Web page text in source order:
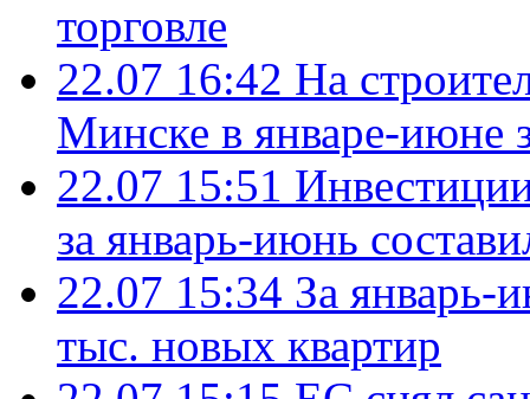
торговле
22.07 16:42 На
Минске в январе-июне
22.07 15:51
за январь-июнь
22.07 15:34 За январь-
тыс. новых квартир